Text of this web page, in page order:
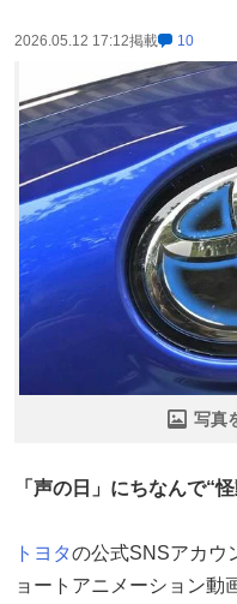
2026.05.12 17:12掲載 10
写真
「声の日」にちなんで“
トヨタの公式SNSアカウ
ョートアニメーション動